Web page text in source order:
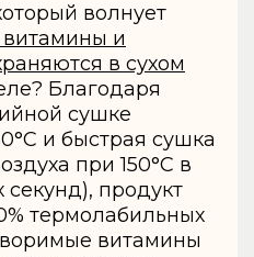
волнует
витамины и
в сухом
Благодаря
сушке
и быстрая сушка
при 150°C в
секунд), продукт
термолабильных
витамины